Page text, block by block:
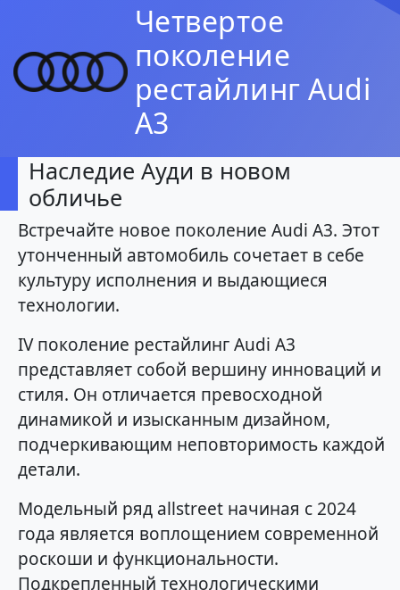
Четвертое
поколение
рестайлинг Audi
A3
Наследие Ауди в новом
обличье
Встречайте новое поколение Audi A3. Этот
утонченный автомобиль сочетает в себе
культуру исполнения и выдающиеся
технологии.
IV поколение рестайлинг Audi A3
представляет собой вершину инноваций и
стиля. Он отличается превосходной
динамикой и изысканным дизайном,
подчеркивающим неповторимость каждой
детали.
Модельный ряд allstreet начиная с 2024
года является воплощением современной
роскоши и функциональности.
Подкрепленный технологическими